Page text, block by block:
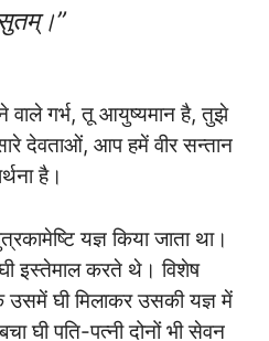
वाले गर्भ, तू आयुष्यमान है, तुझे
देवताओं, आप हमें वीर सन्तान
है।
यज्ञ किया जाता था।
इस्तेमाल करते थे। विशेष
उसमें घी मिलाकर उसकी यज्ञ में
घी पति-पत्नी दोनों भी सेवन